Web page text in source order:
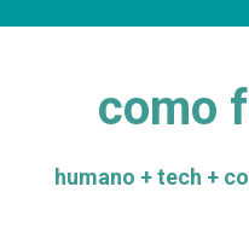
como
humano + tech +